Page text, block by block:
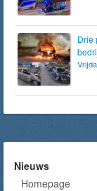
Drie
Nieuws
Homepage